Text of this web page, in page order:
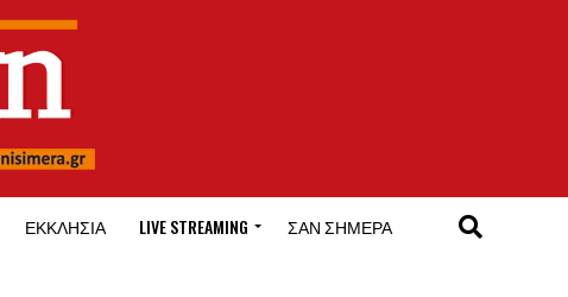
ΕΚΚΛΗΣΊΑ LIVE STREAMING ΣΑΝ ΣΉΜΕΡΑ